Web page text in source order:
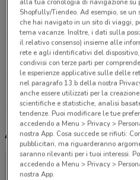
Via Per Spilamberto,
16.1 km
APERTO
Via Del Maniscalco, 30
17.2 km
APERTO
Altri volantini nelle
alla tua cronologia di navigazione su
Shopfully/Tiendeo. Ad esempio, se
che hai navigato in un sito di viaggi,
tema vacanze. Inoltre, i dati sulla
il relativo consenso) insieme alle
rete e agli identificativi del dispositivo,
condivisi con terze parti per
le esperienze applicative sulle delle
nel paragrafo 13.b della nostra
anche essere utilizzati per la
scientifiche e statistiche, analisi
tendenze. Puoi modificare le tue
accedendo a Menu > Privacy >
nostra App. Cosa succede se rifiuti:
pubblicitari, ma riguarderanno
saranno rilevanti per i tuoi interessi.
accedendo a Menu > Privacy >
nostra App.